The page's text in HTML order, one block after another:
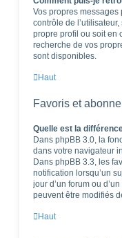
Vos propres
contrôle de
propre profil ou soit en
recherche de vos
sont disponibles.
Haut
Favoris et
Quelle est la
Dans phpBB 3.0, la
dans votre navigateur
Dans phpBB 3.3, les
notification lorsqu’un
jour d’un forum ou
peuvent être modifiés
Haut